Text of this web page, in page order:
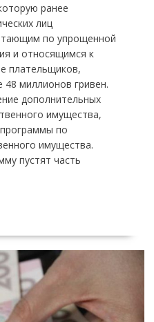
ранее
лиц
по упрощенной
и относящимся к
плательщиков,
миллионов гривен.
дополнительных
имущества,
по
имущества.
пустят часть